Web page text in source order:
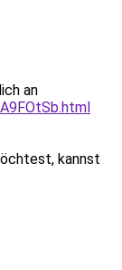
an
kannst